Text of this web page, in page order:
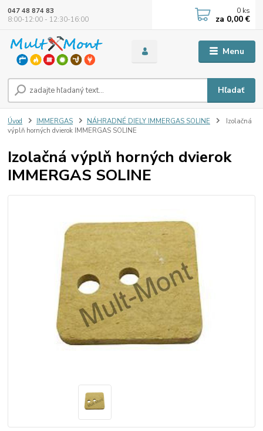
Menu
Hľadať
047 48 874 83
8:00-12:00 - 12:30-16:00
0 ks
za 0,00 €
Úvod IMMERGAS NÁHRADNÉ DIELY IMMERGAS SOLINE
Izolačná
výplň horných dvierok IMMERGAS SOLINE
Izolačná výplň horných dvierok
IMMERGAS SOLINE